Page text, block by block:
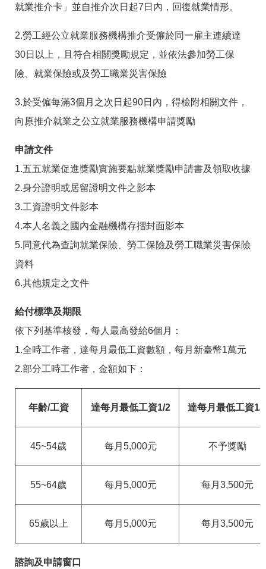
資
全
政
策
資
放
宣
告
資
訊
就業推介卡」並自推介次日起7日內，回復就業情形。
2.勞工經公立就業服務機構推介受僱於同一雇主連續達
30日以上，且符合相關獎勵規定，並依法參加勞工保
險、就業保險或及勞工職業災害保險
3.於受僱每滿3個月之次日起90日內，得檢附相關文件，
向原推介就業之公立就業服務機構申請獎勵
申請文件
1.五五就業促進獎勵實施要點就業獎勵申請書及領取收據
2.身分證明或居留證明文件之影本
3.工資證明文件影本
4.本人名義之國內金融機構存摺封面影本
5.同意代為查詢就業保險、勞工保險及勞工職業災害保險
資料
6.其他規定之文件
給付標準及期限
依下列基準核發，每人最高發給6個月：
1.全時工作者，達每月最低工資數額，每月新臺幣1萬元
2.部分工時工作者，金額如下：
年齡/工資 達每月最低工資1/2 達每月最低工資1/
45~54歲 每月5,000元 不予獎勵
55~64歲 每月5,000元 每月3,500元
65歲以上 每月5,000元 每月3,500元
諮詢及申請窗口